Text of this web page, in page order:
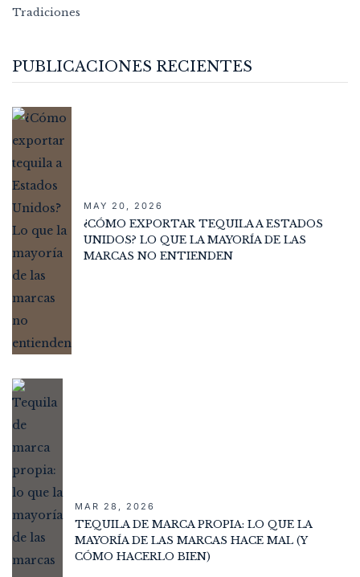
Tradiciones
PUBLICACIONES RECIENTES
MAY 20, 2026
¿CÓMO EXPORTAR TEQUILA A ESTADOS
UNIDOS? LO QUE LA MAYORÍA DE LAS
MARCAS NO ENTIENDEN
MAR 28, 2026
TEQUILA DE MARCA PROPIA: LO QUE LA
MAYORÍA DE LAS MARCAS HACE MAL (Y
CÓMO HACERLO BIEN)